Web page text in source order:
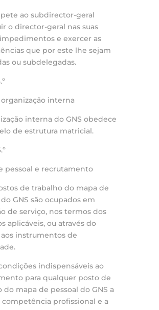
ao subdirector-geral
o director-geral nas suas
e exercer as
que por este lhe sejam
ou subdelegadas.
interna
interna do GNS obedece
de estrutura matricial.
pessoal e recrutamento
de trabalho do mapa de
GNS são ocupados em
de serviço, nos termos dos
aplicáveis, ou através do
instrumentos de
indispensáveis ao
para qualquer posto de
do mapa de pessoal do GNS a
competência profissional e a